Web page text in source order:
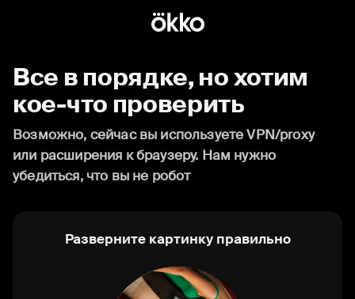
Все в порядке, но хотим
кое-что проверить
Возможно, сейчас вы используете VPN/proxy
или расширения к браузеру. Нам нужно
убедиться, что вы не робот
Разверните картинку правильно